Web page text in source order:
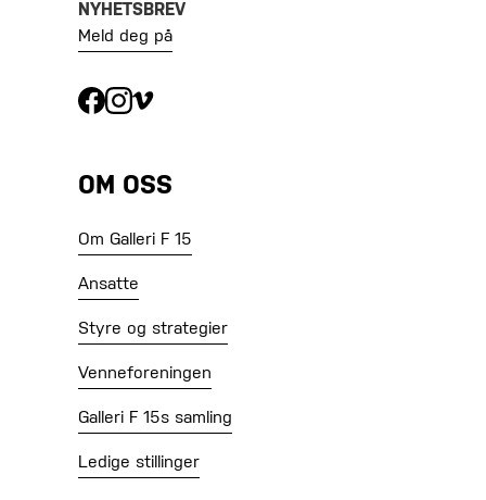
NYHETSBREV
Meld deg på
OM OSS
Om Galleri F 15
Ansatte
Styre og strategier
Venneforeningen
Galleri F 15s samling
Ledige stillinger